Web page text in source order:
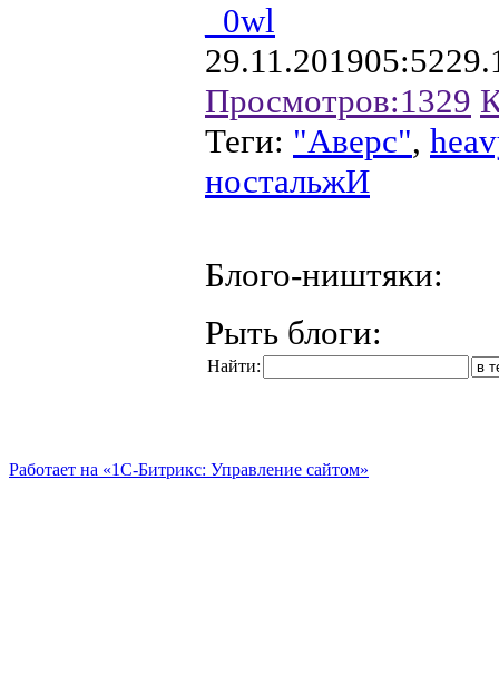
_0wl
29.11.201905:52
Просмотров:1329
Теги: "Аверс",
ностальжИ
Блого-ништяки:
Рыть блоги:
Найти:
Работает на «1С-Битрикс: Управление сайтом»